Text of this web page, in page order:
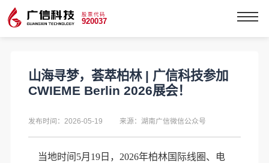
股票代码
920037
山海寻梦，荟萃柏林 | 广信科技参加
CWIEME Berlin 2026展会！
发布时间：2026-05-19 来源：湖南广信微信公众号
当地时间 5月19日，2026年柏林国际线圈、电